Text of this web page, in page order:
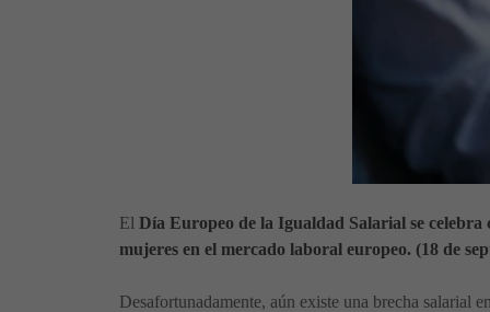
El Día Europeo de la Igualdad Salarial se celebra
mujeres en el mercado laboral europeo. (18 de
Desafortunadamente, aún existe una brecha salarial